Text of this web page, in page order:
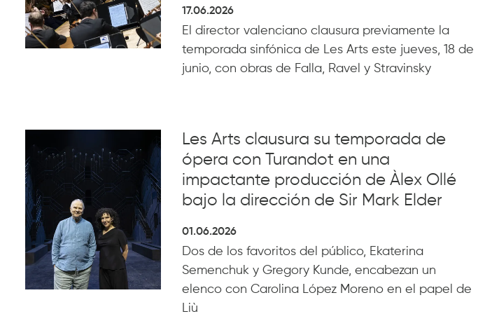
17.06.2026
El director valenciano clausura previamente la
temporada sinfónica de Les Arts este jueves, 18 de
junio, con obras de Falla, Ravel y Stravinsky
Les Arts clausura su temporada de
ópera con Turandot en una
impactante producción de Àlex Ollé
bajo la dirección de Sir Mark Elder
01.06.2026
Dos de los favoritos del público, Ekaterina
Semenchuk y Gregory Kunde, encabezan un
elenco con Carolina López Moreno en el papel de
Liù